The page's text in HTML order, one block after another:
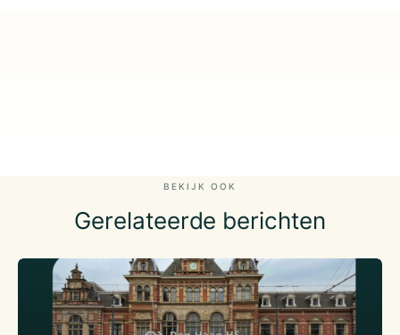
BEKIJK OOK
Gerelateerde berichten